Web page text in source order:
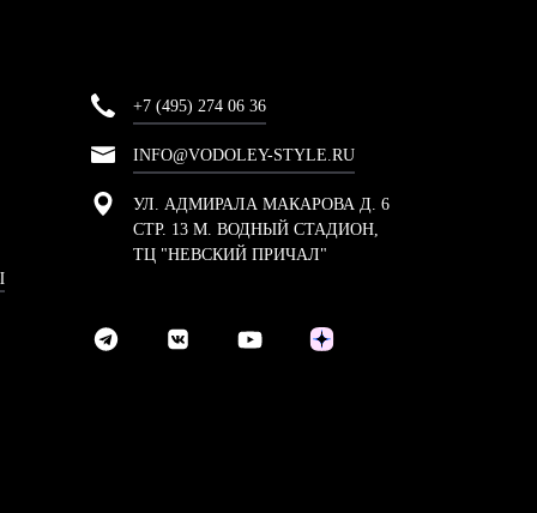
+7 (495) 274 06 36
INFO@VODOLEY-STYLE.RU
УЛ. АДМИРАЛА МАКАРОВА Д. 6
СТР. 13 М. ВОДНЫЙ СТАДИОН,
ТЦ "НЕВСКИЙ ПРИЧАЛ"